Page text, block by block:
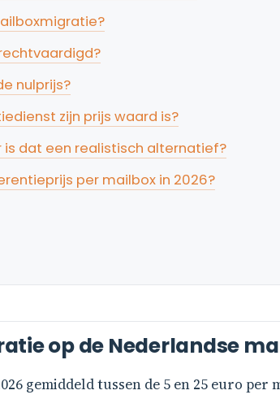
nulprijs?
zijn prijs waard is?
is dat een realistisch alternatief?
per mailbox in 2026?
op de Nederlandse
gemiddeld tussen de 5 en 25 euro